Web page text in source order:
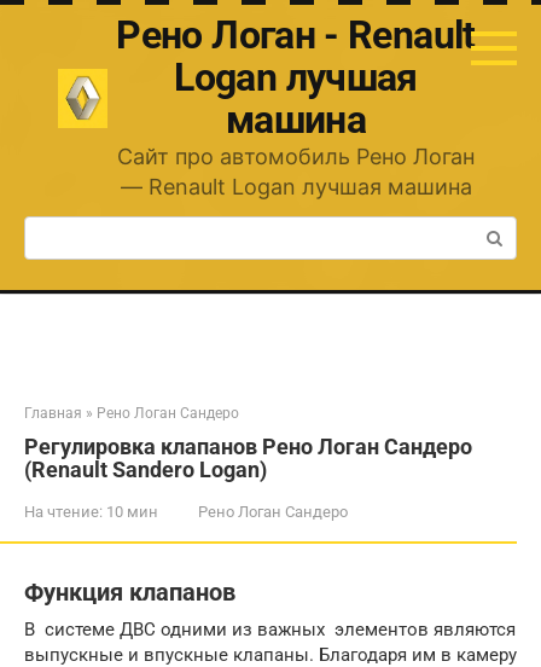
Перейти
Рено Логан - Renault
Logan лучшая
машина
Сайт про автомобиль Рено Логан
— Renault Logan лучшая машина
Поиск:
Главная » Рено Логан Сандеро
Регулировка клапанов Рено Логан Сандеро
(Renault Sandero Logan)
На чтение: 10 мин Рено Логан Сандеро
Функция клапанов
В системе ДВС одними из важных элементов являются
выпускные и впускные клапаны. Благодаря им в камеру